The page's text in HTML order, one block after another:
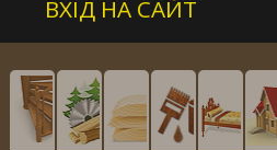
ВХІД НА САЙТ